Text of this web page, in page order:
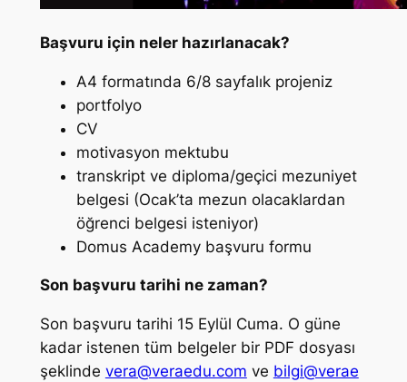
Başvuru için neler hazırlanacak?
A4 formatında 6/8 sayfalık projeniz
portfolyo
CV
motivasyon mektubu
transkript ve diploma/geçici mezuniyet
belgesi (Ocak’ta mezun olacaklardan
öğrenci belgesi isteniyor)
Domus Academy başvuru formu
Son başvuru tarihi ne zaman?
Son başvuru tarihi 15 Eylül Cuma. O güne
kadar istenen tüm belgeler bir PDF dosyası
şeklinde vera@veraedu.com ve bilgi@verae